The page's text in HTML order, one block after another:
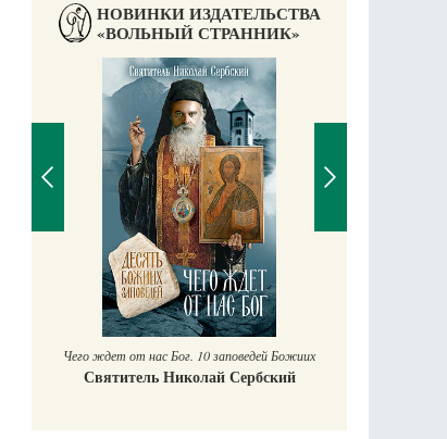
НОВИНКИ ИЗДАТЕЛЬСТВА
«ВОЛЬНЫЙ СТРАННИК»
Чего ждет от нас Бог. 10 заповедей Божиих
Святитель Николай Сербский